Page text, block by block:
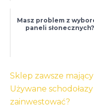
Masz problem z
paneli słonecznych?
Nawigacja
wpisu
Sklep zawsze
Używane
zainwestować?